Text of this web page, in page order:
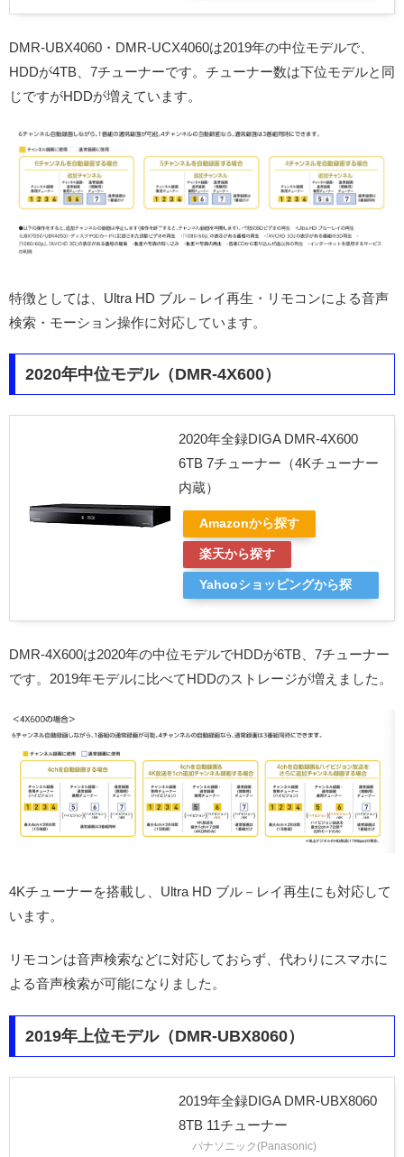
DMR-UBX4060・DMR-UCX4060は2019年の中位モデルで、
HDDが4TB、7チューナーです。チューナー数は下位モデルと同
じですがHDDが増えています。
特徴としては、Ultra HD ブル－レイ再生・リモコンによる音声
検索・モーション操作に対応しています。
2020年中位モデル（DMR-4X600）
2020年全録DIGA DMR-4X600
6TB 7チューナー（4Kチューナー
内蔵）
Amazonから探す
楽天から探す
Yahooショッピングから探
DMR-4X600は2020年の中位モデルでHDDが6TB、7チューナー
です。2019年モデルに比べてHDDのストレージが増えました。
4Kチューナーを搭載し、Ultra HD ブル－レイ再生にも対応して
います。
リモコンは音声検索などに対応しておらず、代わりにスマホに
よる音声検索が可能になりました。
2019年上位モデル（DMR-UBX8060）
2019年全録DIGA DMR-UBX8060
8TB 11チューナー
パナソニック(Panasonic)